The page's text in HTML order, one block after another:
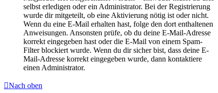
selbst erledigen oder ein Administrator. Bei der Registrierung
wurde dir mitgeteilt, ob eine Aktivierung nötig ist oder nicht.
Wenn du eine E-Mail erhalten hast, folge den dort enthaltenen
Anweisungen. Ansonsten prüfe, ob du deine E-Mail-Adresse
korrekt eingegeben hast oder die E-Mail von einem Spam-
Filter blockiert wurde. Wenn du dir sicher bist, dass deine E-
Mail-Adresse korrekt eingegeben wurde, dann kontaktiere
einen Administrator.
Nach oben